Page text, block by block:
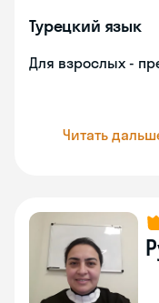
Турецкий язык
Для взрослых -
Читать